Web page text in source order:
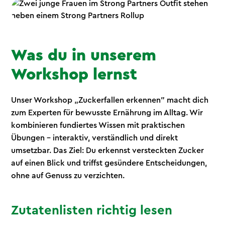
Was du in unserem
Workshop lernst
Unser Workshop „Zuckerfallen erkennen" macht dich
zum Experten für bewusste Ernährung im Alltag. Wir
kombinieren fundiertes Wissen mit praktischen
Übungen – interaktiv, verständlich und direkt
umsetzbar. Das Ziel: Du erkennst versteckten Zucker
auf einen Blick und triffst gesündere Entscheidungen,
ohne auf Genuss zu verzichten.
Zutatenlisten richtig lesen